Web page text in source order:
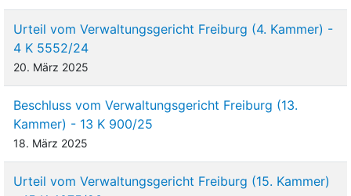
Urteil vom Verwaltungsgericht Freiburg (4. Kammer) -
4 K 5552/24
20. März 2025
Beschluss vom Verwaltungsgericht Freiburg (13.
Kammer) - 13 K 900/25
18. März 2025
Urteil vom Verwaltungsgericht Freiburg (15. Kammer)